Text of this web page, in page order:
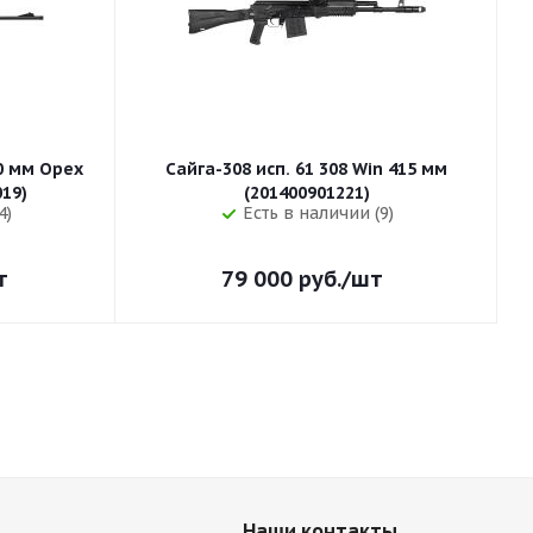
мм Орех
(32019)
Сайга-308 исп. 61 308 Win 415 мм
(201400901221)
Есть в наличии (9)
79 000 руб./шт